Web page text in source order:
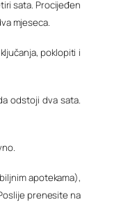
sata. Procijeđen
mjeseca.
poklopiti i
odstoji dva sata.
apotekama),
prenesite na